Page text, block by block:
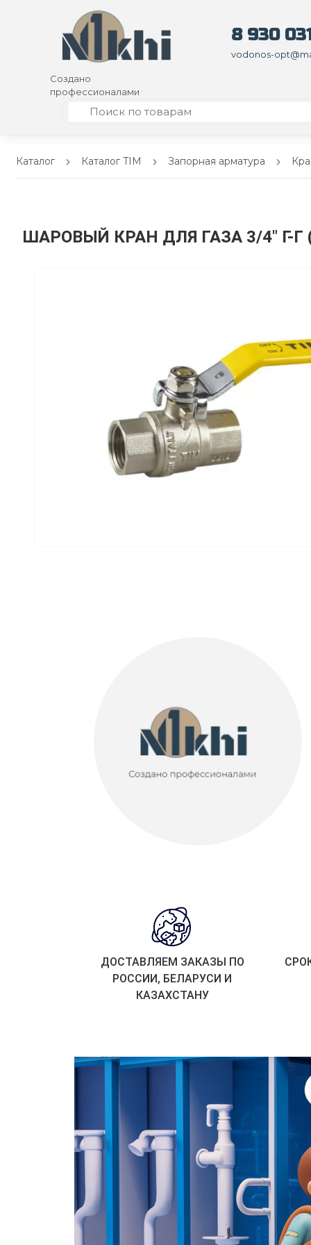
Создано
профессионалами
8 930
vodonos-
Каталог Каталог TIM Запорная арматура
ШАРОВЫЙ КРАН ДЛЯ ГАЗА 3/4" Г-
ДОСТАВЛЯЕМ ЗАКАЗЫ ПО
РОССИИ, БЕЛАРУСИ И
КАЗАХСТАНУ